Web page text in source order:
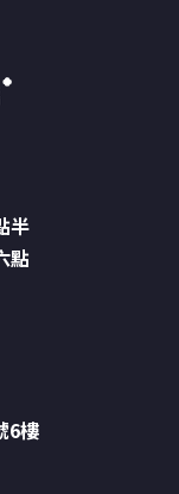
半
點
6樓